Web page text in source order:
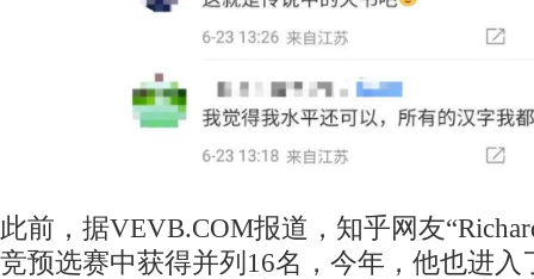
此前，据VEVB.COM报道，知乎网友
竞预选赛中获得并列16名，今年，他也进入